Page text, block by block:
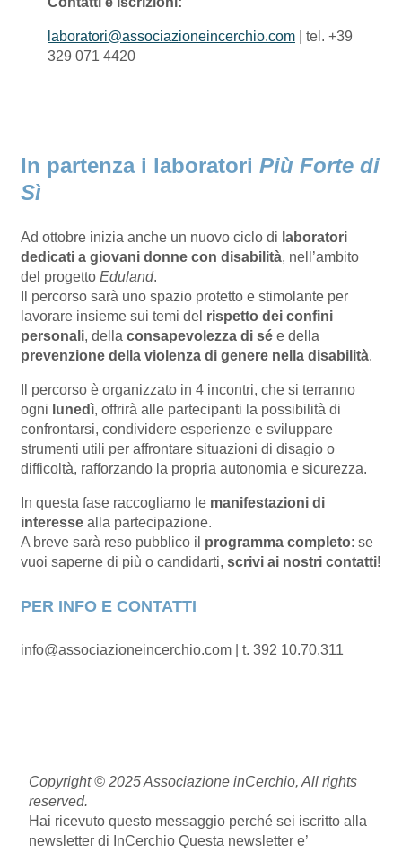
laboratori@associazioneincerchio.com | tel. +39
329 071 4420
In partenza i laboratori Più Forte di
Sì
Ad ottobre inizia anche un nuovo ciclo di laboratori
dedicati a giovani donne con disabilità, nell’ambito
del progetto Eduland.
Il percorso sarà uno spazio protetto e stimolante per
lavorare insieme sui temi del rispetto dei confini
personali, della consapevolezza di sé e della
prevenzione della violenza di genere nella disabilità.
Il percorso è organizzato in 4 incontri, che si terranno
ogni lunedì, offrirà alle partecipanti la possibilità di
confrontarsi, condividere esperienze e sviluppare
strumenti utili per affrontare situazioni di disagio o
difficoltà, rafforzando la propria autonomia e sicurezza.
In questa fase raccogliamo le manifestazioni di
interesse alla partecipazione.
A breve sarà reso pubblico il programma completo: se
vuoi saperne di più o candidarti, scrivi ai nostri contatti!
PER INFO E CONTATTI
info@associazioneincerchio.com | t. 392 10.70.311
Copyright © 2025 Associazione inCerchio, All rights
reserved.
Hai ricevuto questo messaggio perché sei iscritto alla
newsletter di InCerchio Questa newsletter e’